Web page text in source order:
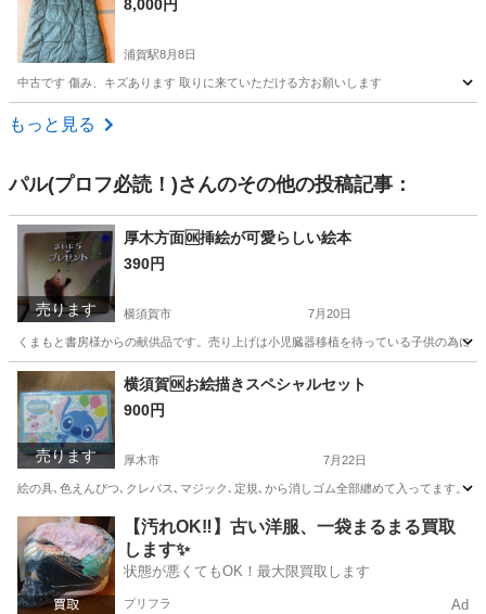
8,000円
浦賀駅8月8日
中古です 傷み、キズあります 取りに来ていただける方お願いします
神奈川 横須賀市
もっと見る
パル(プロフ必読！)さんのその他の投稿記事：
売ります
厚木方面🆗挿絵が可愛らしい絵本
390円
横須賀市 7月20日
くまもと書房様からの献供品です。売り上げは小児臓器移植を待っている子供の為に使
神奈川 横須賀市 文芸 神奈川 文芸
売ります
横須賀🆗お絵描きスペシャルセット
900円
厚木市 7月22日
絵の具､色えんぴつ､クレパス､マジック､定規､から消しゴム全部纏めて入ってます。
神奈川 厚木市 その他 神奈川 横須賀市 その他
絵の具
【汚れOK‼️】古い洋服、一袋まるまる買取
します✨
状態が悪くてもOK！最大限買取します
プリフラ Ad